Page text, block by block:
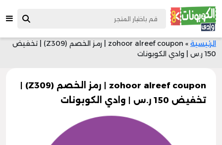
الرئيسية »
zohoor alreef coupon | رمز الخصم (Z309) | تخفيض
150 ر.س | وادي الكوبونات
zohoor alreef coupon | رمز الخصم (Z309) |
تخفيض 150 ر.س | وادي الكوبونات